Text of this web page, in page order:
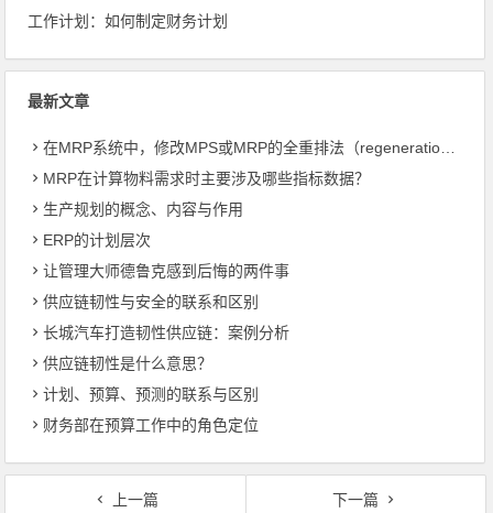
工作计划：如何制定财务计划
最新文章
在MRP系统中，修改MPS或MRP的全重排法（regeneration）和净改变法？
MRP在计算物料需求时主要涉及哪些指标数据？
生产规划的概念、内容与作用
ERP的计划层次
让管理大师德鲁克感到后悔的两件事
供应链韧性与安全的联系和区别
长城汽车打造韧性供应链：案例分析
供应链韧性是什么意思？
计划、预算、预测的联系与区别
财务部在预算工作中的角色定位
上一篇 下一篇